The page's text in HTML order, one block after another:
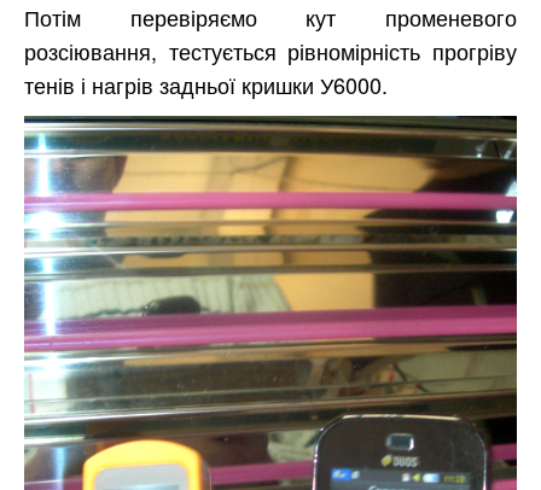
Потім перевіряємо кут променевого
розсіювання, тестується рівномірність прогріву
тенів і нагрів задньої кришки У6000.